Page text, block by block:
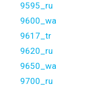
9595_ru
9600_wa
9617_tr
9620_ru
9650_wa
9700_ru